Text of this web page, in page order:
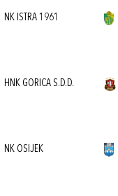
NK ISTRA 1961
HNK GORICA S.D.D.
NK OSIJEK